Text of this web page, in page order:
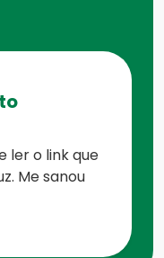
ler o link que
Me sanou